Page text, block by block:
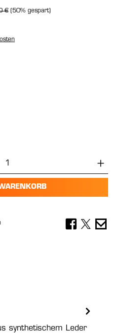
€ (50% gespart)
den gewünschten
synthetischem Leder